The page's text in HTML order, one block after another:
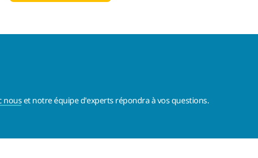
nous et notre équipe d'experts répondra à vos questions.